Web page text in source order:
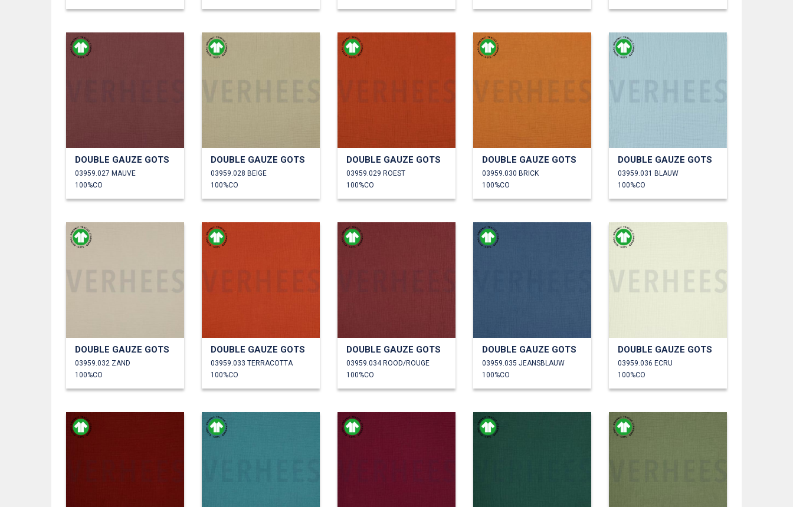
DOUBLE GAUZE GOTS
03959.027 MAUVE
100%CO
DOUBLE GAUZE GOTS
03959.028 BEIGE
100%CO
DOUBLE GAUZE GOTS
03959.029 ROEST
100%CO
DOUBLE GAUZE GOTS
03959.030 BRICK
100%CO
DOUBLE GAUZE GOTS
03959.031 BLAUW
100%CO
DOUBLE GAUZE GOTS
03959.032 ZAND
100%CO
DOUBLE GAUZE GOTS
03959.033 TERRACOTTA
100%CO
DOUBLE GAUZE GOTS
03959.034 ROOD/ROUGE
100%CO
DOUBLE GAUZE GOTS
03959.035 JEANSBLAUW
100%CO
DOUBLE GAUZE GOTS
03959.036 ECRU
100%CO